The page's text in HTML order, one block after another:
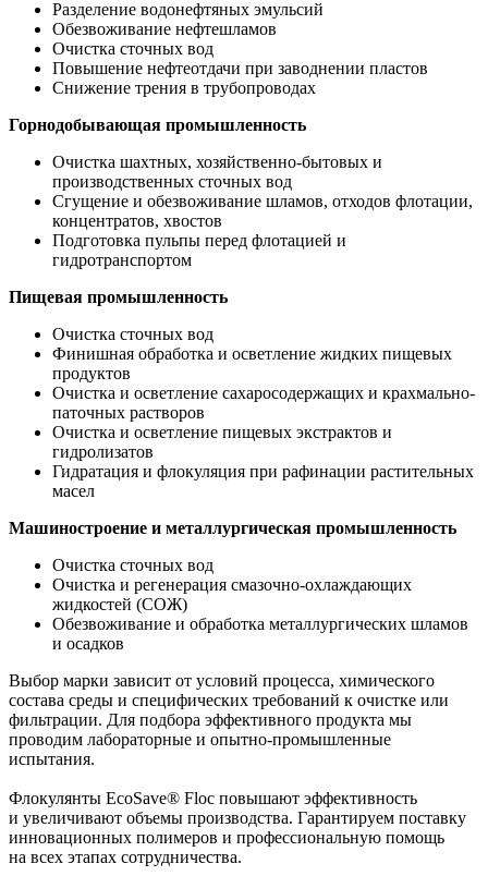
Разделение водонефтяных эмульсий
Обезвоживание нефтешламов
Очистка сточных вод
Повышение нефтеотдачи при заводнении пластов
Снижение трения в трубопроводах
Горнодобывающая промышленность
Очистка шахтных, хозяйственно-бытовых и
производственных сточных вод
Сгущение и обезвоживание шламов, отходов флотации,
концентратов, хвостов
Подготовка пульпы перед флотацией и
гидротранспортом
Пищевая промышленность
Очистка сточных вод
Финишная обработка и осветление жидких пищевых
продуктов
Очистка и осветление сахаросодержащих и крахмально-
паточных растворов
Очистка и осветление пищевых экстрактов и
гидролизатов
Гидратация и флокуляция при рафинации растительных
масел
Машиностроение и металлургическая промышленность
Очистка сточных вод
Очистка и регенерация смазочно-охлаждающих
жидкостей (СОЖ)
Обезвоживание и обработка металлургических шламов
и осадков
Выбор марки зависит от условий процесса, химического
состава среды и специфических требований к очистке или
фильтрации. Для подбора эффективного продукта мы
проводим лабораторные и опытно-промышленные
испытания.
Флокулянты EcoSave® Floc повышают эффективность
и увеличивают объемы производства. Гарантируем поставку
инновационных полимеров и профессиональную помощь
на всех этапах сотрудничества.